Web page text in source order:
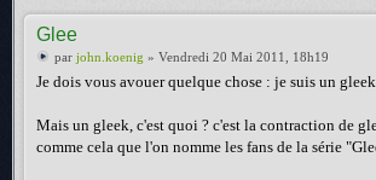
Glee
par john.koenig » Vendredi 20 Mai 2011, 18h19
Je dois vous avouer quelque chose : je suis un
Mais un gleek, c'est quoi ? c'est la contraction de
comme cela que l'on nomme les fans de la série